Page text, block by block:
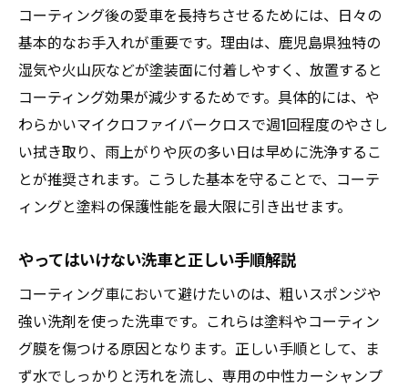
コーティング後の愛車を長持ちさせるためには、日々の
基本的なお手入れが重要です。理由は、鹿児島県独特の
湿気や火山灰などが塗装面に付着しやすく、放置すると
コーティング効果が減少するためです。具体的には、や
わらかいマイクロファイバークロスで週1回程度のやさし
い拭き取り、雨上がりや灰の多い日は早めに洗浄するこ
とが推奨されます。こうした基本を守ることで、コーテ
ィングと塗料の保護性能を最大限に引き出せます。
やってはいけない洗車と正しい手順解説
コーティング車において避けたいのは、粗いスポンジや
強い洗剤を使った洗車です。これらは塗料やコーティン
グ膜を傷つける原因となります。正しい手順として、ま
ず水でしっかりと汚れを流し、専用の中性カーシャンプ